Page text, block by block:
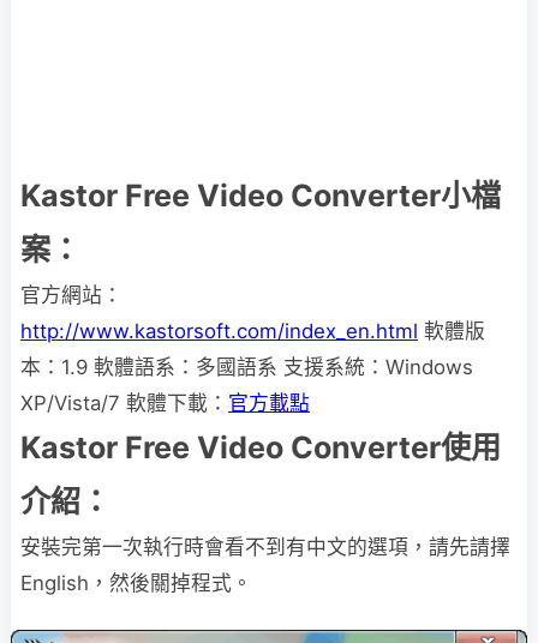
Kastor Free Video Converter小檔
案：
官方網站：
http://www.kastorsoft.com/index_en.html 軟體版
本：1.9 軟體語系：多國語系 支援系統：Windows
XP/Vista/7 軟體下載： 官方載點
Kastor Free Video Converter使用
介紹：
安裝完第一次執行時會看不到有中文的選項，請先請擇
English，然後關掉程式。